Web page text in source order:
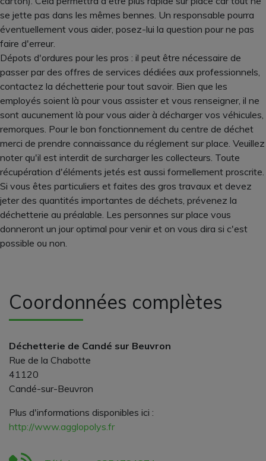
se jette pas dans les mêmes bennes. Un responsable pourra
éventuellement vous aider, posez-lui la question pour ne pas
faire d'erreur.
Dépots d'ordures pour les pros : il peut être nécessaire de
passer par des offres de services dédiées aux professionnels,
contactez la déchetterie pour tout savoir. Bien que les
employés soient là pour vous assister et vous renseigner, il ne
sont aucunement là pour vous aider à décharger vos véhicules,
remorques. Pour le bon fonctionnement du centre de déchet
merci de prendre connaissance du réglement sur place. Veuillez
noter qu'il est interdit de surcharger les collecteurs. Toute
récupération d'éléments jetés est aussi formellement proscrite.
Si vous êtes particuliers et faites des gros travaux et devez
jeter des quantités importantes de déchets, prévenez la
déchetterie au préalable. Les personnes sur place vous
donneront un jour optimal pour venir et on vous dira si c'est
possible ou non.
Coordonnées complètes
Déchetterie de Candé sur Beuvron
Rue de la Chabotte
41120
Candé-sur-Beuvron
Plus d'informations disponibles ici :
http://www.agglopolys.fr